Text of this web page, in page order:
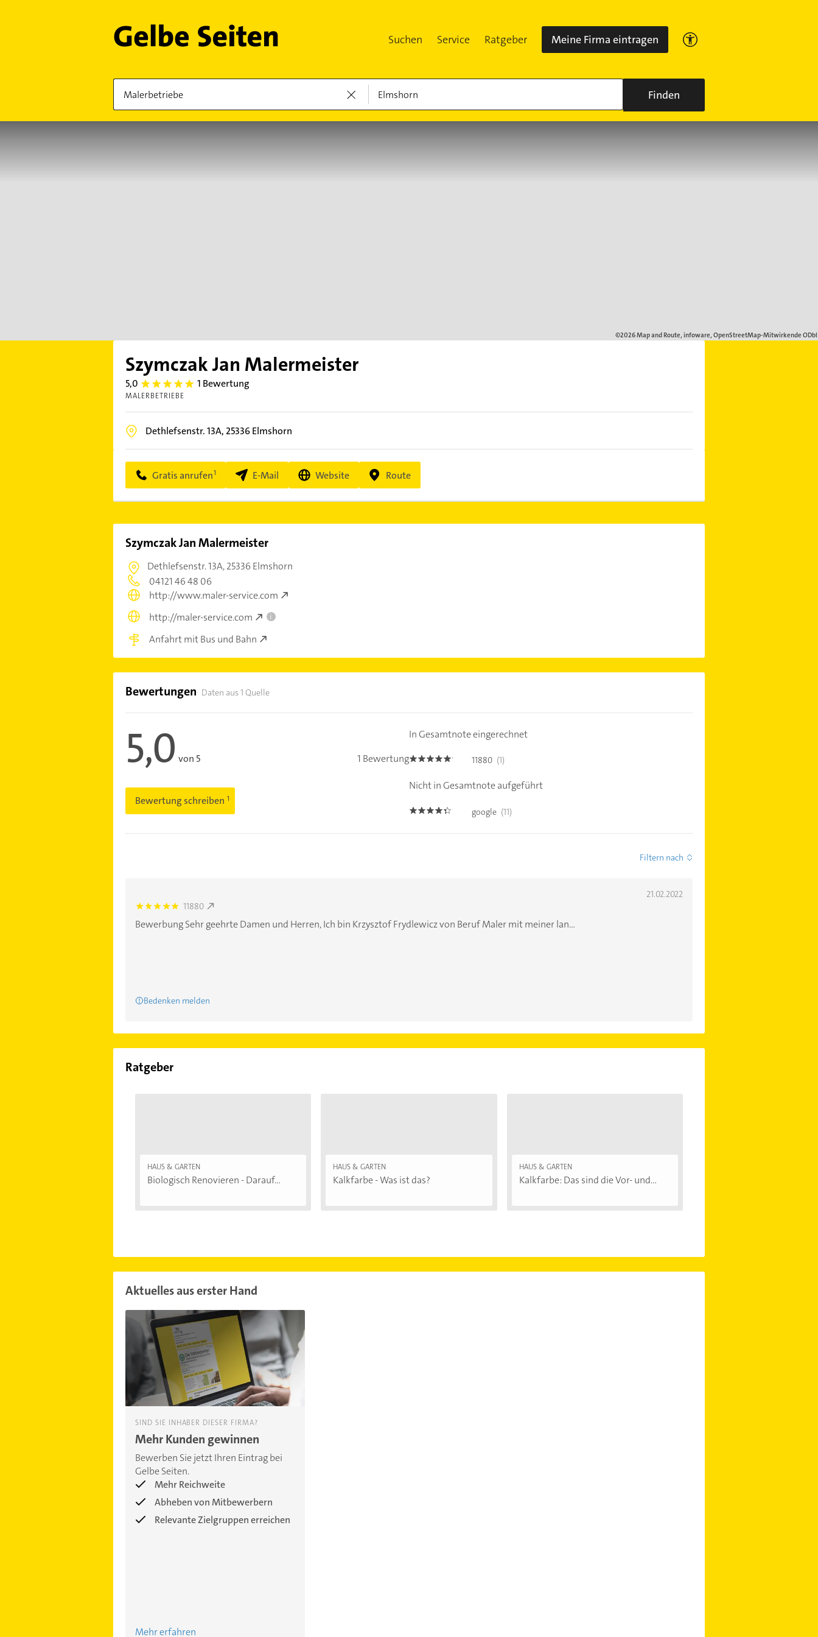
Suchen Service Ratgeber Meine Firma eintragen
Finden
Szymczak Jan Malermeister
5,0 5.0 1 Bewertung
MALERBETRIEBE
Dethlefsenstr. 13A, 25336Elmshorn
Gratis anrufen E-Mail Website Route
Szymczak Jan Malermeister
Dethlefsenstr. 13A,25336 Elmshorn
04121 46 48 06
http://www.maler-service.com
http://maler-service.com
i
Anfahrt mit Bus und Bahn
Bewertungen Daten aus 1 Quelle
5,0 von 5 1 Bewertung
Bewertung schreiben
In Gesamtnote eingerechnet
5.0 11880 (1)
Nicht in Gesamtnote aufgeführt
4.3 google (11)
Filtern nach
21.02.2022
5.0 11880
Bewerbung Sehr geehrte Damen und Herren, Ich bin Krzysztof Frydlewicz von Beruf Maler mit meiner lan...
Bedenken melden
Ratgeber
HAUS & GARTEN
Biologisch Renovieren - Darauf...
HAUS & GARTEN
Kalkfarbe - Was ist das?
HAUS & GARTEN
Kalkfarbe: Das sind die Vor- und...
Aktuelles aus erster Hand
SIND SIE INHABER DIESER FIRMA?
Mehr Kunden gewinnen
Bewerben Sie jetzt Ihren Eintrag bei
Gelbe Seiten.
Mehr Reichweite
Abheben von Mitbewerbern
Relevante Zielgruppen erreichen
Mehr erfahren